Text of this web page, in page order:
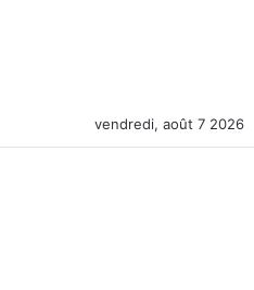
vendredi, août 7 2026